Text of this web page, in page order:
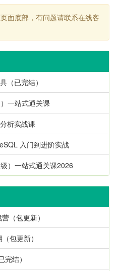
面底部，有问题请联系在线客
（已完结）
一站式通关课
析实战课
入门到进阶实战
）一站式通关课2026
（包更新）
包更新）
结）